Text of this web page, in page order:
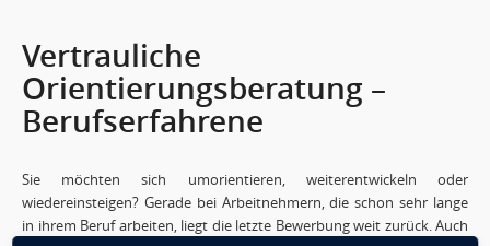
Vertrauliche
Orientierungsberatung –
Berufserfahrene
Sie möchten sich umorientieren, weiterentwickeln oder
wiedereinsteigen? Gerade bei Arbeitnehmern, die schon sehr lange
in ihrem Beruf arbeiten, liegt die letzte Bewerbung weit zurück. Auch